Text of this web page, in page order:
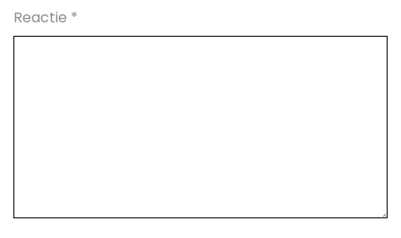
Reactie *